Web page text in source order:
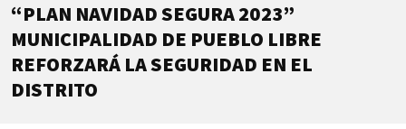
“PLAN NAVIDAD SEGURA 2023”
MUNICIPALIDAD DE PUEBLO LIBRE
REFORZARÁ LA SEGURIDAD EN EL
DISTRITO